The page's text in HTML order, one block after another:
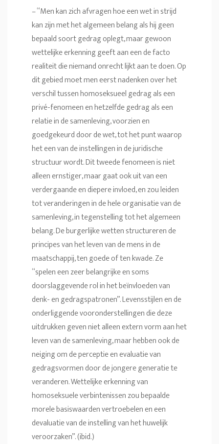
– “Men kan zich afvragen hoe een wet in strijd
kan zijn met het algemeen belang als hij geen
bepaald soort gedrag oplegt, maar gewoon
wettelijke erkenning geeft aan een de facto
realiteit die niemand onrecht lijkt aan te doen. Op
dit gebied moet men eerst nadenken over het
verschil tussen homoseksueel gedrag als een
privé-fenomeen en hetzelfde gedrag als een
relatie in de samenleving, voorzien en
goedgekeurd door de wet, tot het punt waarop
het een van de instellingen in de juridische
structuur wordt. Dit tweede fenomeen is niet
alleen ernstiger, maar gaat ook uit van een
verdergaande en diepere invloed, en zou leiden
tot veranderingen in de hele organisatie van de
samenleving, in tegenstelling tot het algemeen
belang. De burgerlijke wetten structureren de
principes van het leven van de mens in de
maatschappij, ten goede of ten kwade. Ze
“spelen een zeer belangrijke en soms
doorslaggevende rol in het beïnvloeden van
denk- en gedragspatronen”. Levensstijlen en de
onderliggende vooronderstellingen die deze
uitdrukken geven niet alleen extern vorm aan het
leven van de samenleving, maar hebben ook de
neiging om de perceptie en evaluatie van
gedragsvormen door de jongere generatie te
veranderen. Wettelijke erkenning van
homoseksuele verbintenissen zou bepaalde
morele basiswaarden vertroebelen en een
devaluatie van de instelling van het huwelijk
veroorzaken”. (ibid.)